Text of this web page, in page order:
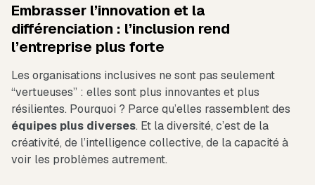
Embrasser l’innovation et la
différenciation : l’inclusion rend
l’entreprise plus forte
Les organisations inclusives ne sont pas seulement
“vertueuses” : elles sont plus innovantes et plus
résilientes. Pourquoi ? Parce qu’elles rassemblent des
équipes plus diverses. Et la diversité, c’est de la
créativité, de l’intelligence collective, de la capacité à
voir les problèmes autrement.